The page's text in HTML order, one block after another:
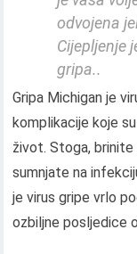
odvojena
Cijepljenje
gripa..
Gripa Michigan je
komplikacije koje
život. Stoga, brinite
sumnjate na
je virus gripe vrlo
ozbiljne posljedice